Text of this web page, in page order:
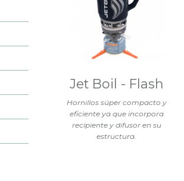
Hornillos súper compacto y
eficiente ya que incorpora
recipiente y difusor en su
estructura.
Jet Boil - Flash